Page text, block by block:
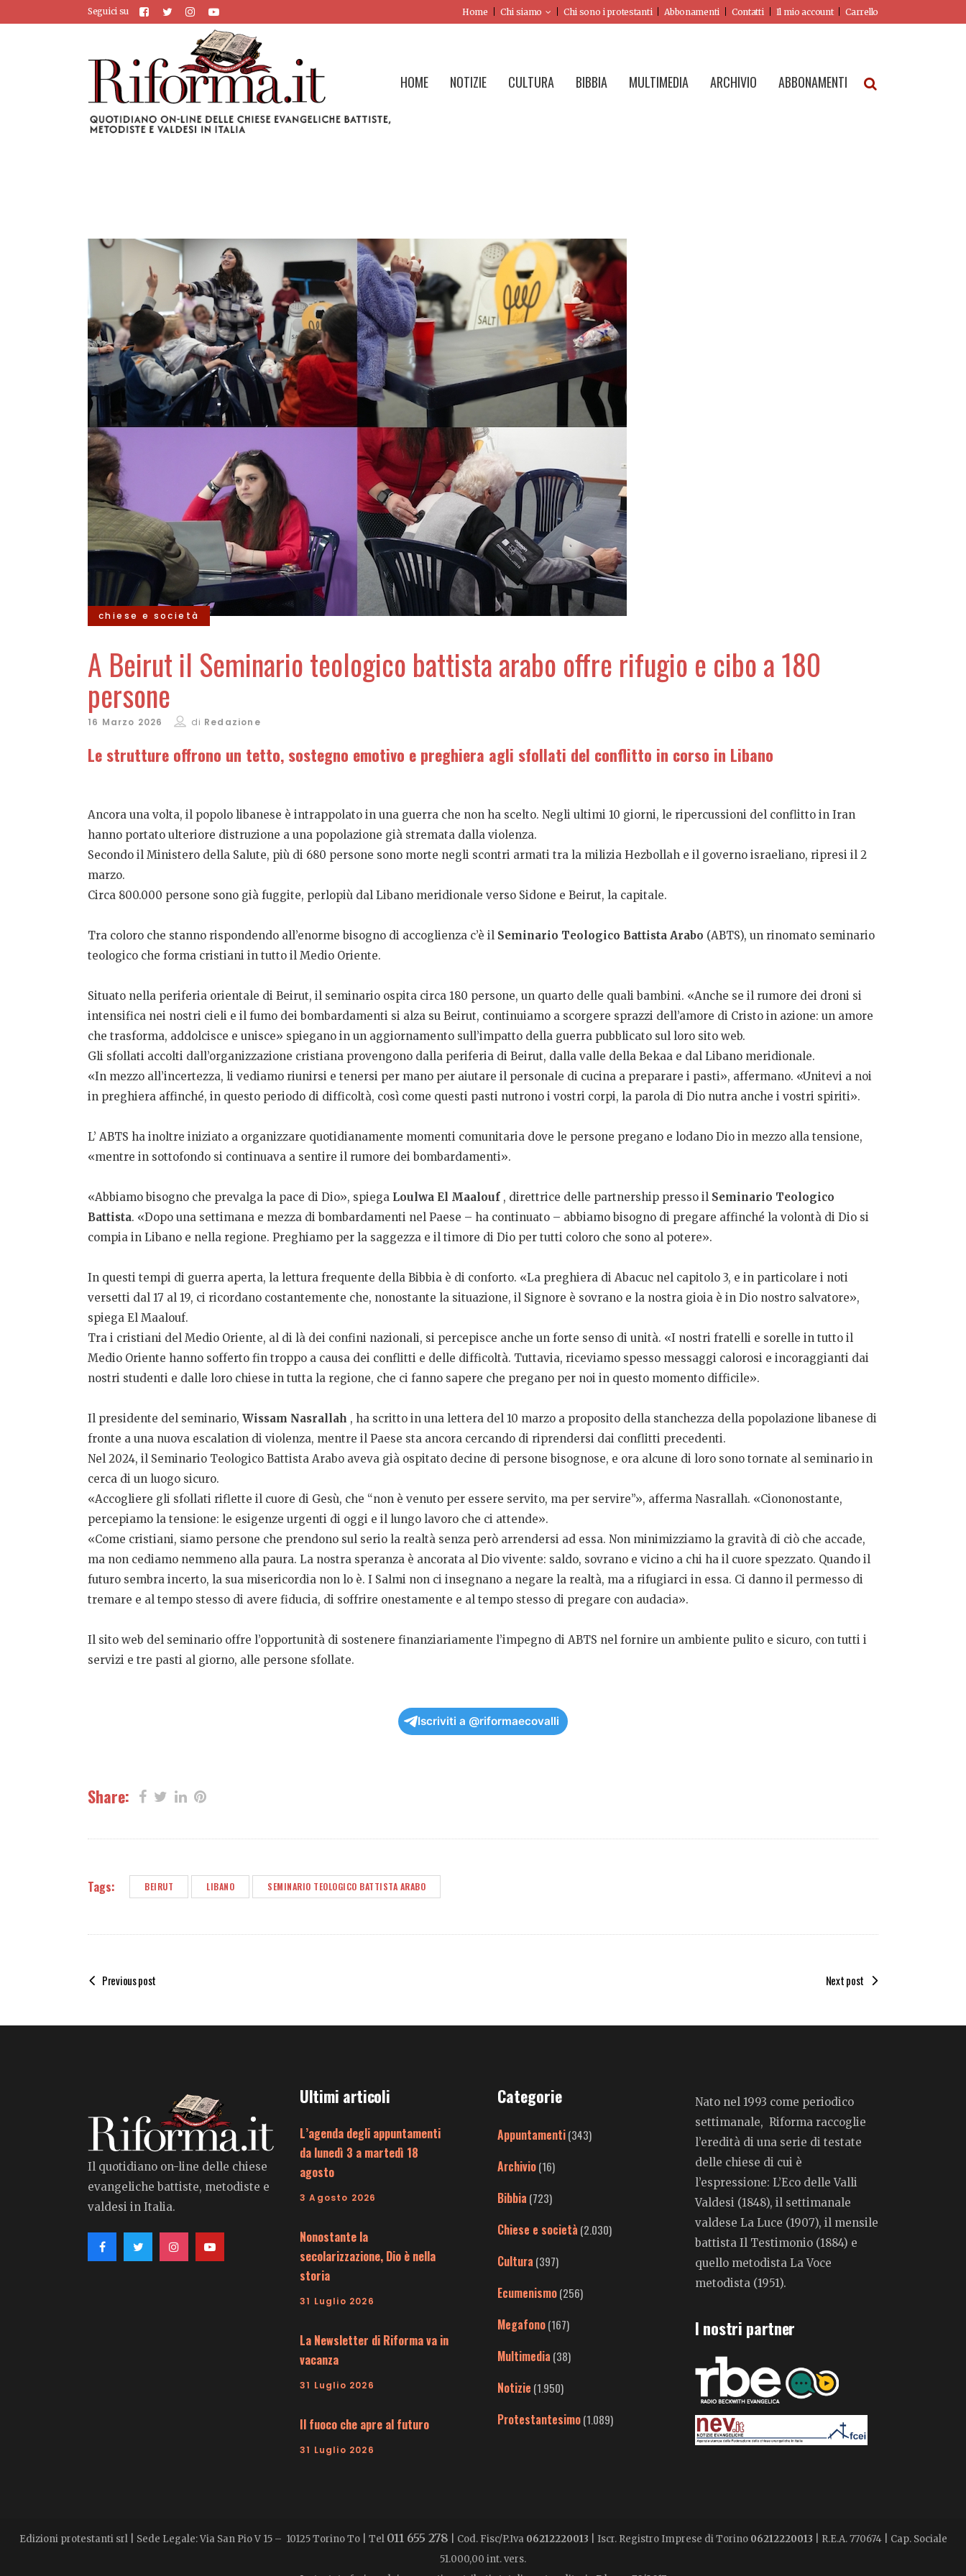
Seguici su Home Chi siamo Chi sono i protestanti Abbonamenti Contatti Il mio account Carrello
HOME NOTIZIE CULTURA BIBBIA MULTIMEDIA ARCHIVIO ABBONAMENTI
chiese e società
A Beirut il Seminario teologico battista arabo offre rifugio e cibo a 180
persone
16 Marzo 2026 di Redazione
Le strutture offrono un tetto, sostegno emotivo e preghiera agli sfollati del conflitto in corso in Libano
Ancora una volta, il popolo libanese è intrappolato in una guerra che non ha scelto. Negli ultimi 10 giorni, le ripercussioni del conflitto in Iran
hanno portato ulteriore distruzione a una popolazione già stremata dalla violenza.
Secondo il Ministero della Salute, più di 680 persone sono morte negli scontri armati tra la milizia Hezbollah e il governo israeliano, ripresi il 2
marzo.
Circa 800.000 persone sono già fuggite, perlopiù dal Libano meridionale verso Sidone e Beirut, la capitale.
Tra coloro che stanno rispondendo all’enorme bisogno di accoglienza c’è il Seminario Teologico Battista Arabo (ABTS), un rinomato seminario
teologico che forma cristiani in tutto il Medio Oriente.
Situato nella periferia orientale di Beirut, il seminario ospita circa 180 persone, un quarto delle quali bambini. «Anche se il rumore dei droni si
intensifica nei nostri cieli e il fumo dei bombardamenti si alza su Beirut, continuiamo a scorgere sprazzi dell’amore di Cristo in azione: un amore
che trasforma, addolcisce e unisce» spiegano in un aggiornamento sull’impatto della guerra pubblicato sul loro sito web.
Gli sfollati accolti dall’organizzazione cristiana provengono dalla periferia di Beirut, dalla valle della Bekaa e dal Libano meridionale.
«In mezzo all’incertezza, li vediamo riunirsi e tenersi per mano per aiutare il personale di cucina a preparare i pasti», affermano. «Unitevi a noi
in preghiera affinché, in questo periodo di difficoltà, così come questi pasti nutrono i vostri corpi, la parola di Dio nutra anche i vostri spiriti».
L’ ABTS ha inoltre iniziato a organizzare quotidianamente momenti comunitaria dove le persone pregano e lodano Dio in mezzo alla tensione,
«mentre in sottofondo si continuava a sentire il rumore dei bombardamenti».
«Abbiamo bisogno che prevalga la pace di Dio», spiega Loulwa El Maalouf , direttrice delle partnership presso il Seminario Teologico
Battista. «Dopo una settimana e mezza di bombardamenti nel Paese – ha continuato – abbiamo bisogno di pregare affinché la volontà di Dio si
compia in Libano e nella regione. Preghiamo per la saggezza e il timore di Dio per tutti coloro che sono al potere».
In questi tempi di guerra aperta, la lettura frequente della Bibbia è di conforto. «La preghiera di Abacuc nel capitolo 3, e in particolare i noti
versetti dal 17 al 19, ci ricordano costantemente che, nonostante la situazione, il Signore è sovrano e la nostra gioia è in Dio nostro salvatore»,
spiega El Maalouf.
Tra i cristiani del Medio Oriente, al di là dei confini nazionali, si percepisce anche un forte senso di unità. «I nostri fratelli e sorelle in tutto il
Medio Oriente hanno sofferto fin troppo a causa dei conflitti e delle difficoltà. Tuttavia, riceviamo spesso messaggi calorosi e incoraggianti dai
nostri studenti e dalle loro chiese in tutta la regione, che ci fanno sapere che pregano per noi in questo momento difficile».
Il presidente del seminario, Wissam Nasrallah , ha scritto in una lettera del 10 marzo a proposito della stanchezza della popolazione libanese di
fronte a una nuova escalation di violenza, mentre il Paese sta ancora cercando di riprendersi dai conflitti precedenti.
Nel 2024, il Seminario Teologico Battista Arabo aveva già ospitato decine di persone bisognose, e ora alcune di loro sono tornate al seminario in
cerca di un luogo sicuro.
«Accogliere gli sfollati riflette il cuore di Gesù, che “non è venuto per essere servito, ma per servire”», afferma Nasrallah. «Ciononostante,
percepiamo la tensione: le esigenze urgenti di oggi e il lungo lavoro che ci attende».
«Come cristiani, siamo persone che prendono sul serio la realtà senza però arrendersi ad essa. Non minimizziamo la gravità di ciò che accade,
ma non cediamo nemmeno alla paura. La nostra speranza è ancorata al Dio vivente: saldo, sovrano e vicino a chi ha il cuore spezzato. Quando il
futuro sembra incerto, la sua misericordia non lo è. I Salmi non ci insegnano a negare la realtà, ma a rifugiarci in essa. Ci danno il permesso di
tremare e al tempo stesso di avere fiducia, di soffrire onestamente e al tempo stesso di pregare con audacia».
Il sito web del seminario offre l’opportunità di sostenere finanziariamente l’impegno di ABTS nel fornire un ambiente pulito e sicuro, con tutti i
servizi e tre pasti al giorno, alle persone sfollate.
Iscriviti a @riformaecovalli
Share:
Tags: BEIRUT LIBANO SEMINARIO TEOLOGICO BATTISTA ARABO
Previous post Next post
Il quotidiano on-line delle chiese
evangeliche battiste, metodiste e
valdesi in Italia.
Ultimi articoli
L’agenda degli appuntamenti
da lunedì 3 a martedì 18
agosto
3 Agosto 2026
Nonostante la
secolarizzazione, Dio è nella
storia
31 Luglio 2026
La Newsletter di Riforma va in
vacanza
31 Luglio 2026
Il fuoco che apre al futuro
31 Luglio 2026
Categorie
Appuntamenti(343)
Archivio(16)
Bibbia (723)
Chiese e società (2.030)
Cultura (397)
Ecumenismo(256)
Megafono(167)
Multimedia (38)
Notizie (1.950)
Protestantesimo(1.089)
Nato nel 1993 come periodico
settimanale, Riforma raccoglie
l’eredità di una serie di testate
delle chiese di cui è
l’espressione: L’Eco delle Valli
Valdesi (1848), il settimanale
valdese La Luce (1907), il mensile
battista Il Testimonio (1884) e
quello metodista La Voce
metodista (1951).
I nostri partner
Edizioni protestanti srl | Sede Legale: Via San Pio V 15 – 10125 Torino To | Tel 011 655 278 | Cod. Fisc/P.Iva 06212220013 | Iscr. Registro Imprese di Torino 06212220013 | R.E.A. 770674 | Cap. Sociale
51.000,00 int. vers.